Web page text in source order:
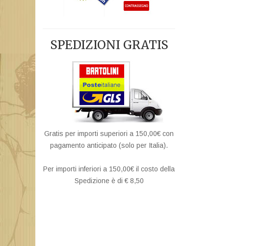
SPEDIZIONI GRATIS
Gratis per importi superiori a 150,00€ con
pagamento anticipato (solo per Italia).
Per importi inferiori a 150,00€ il costo della
Spedizione è di € 8,50